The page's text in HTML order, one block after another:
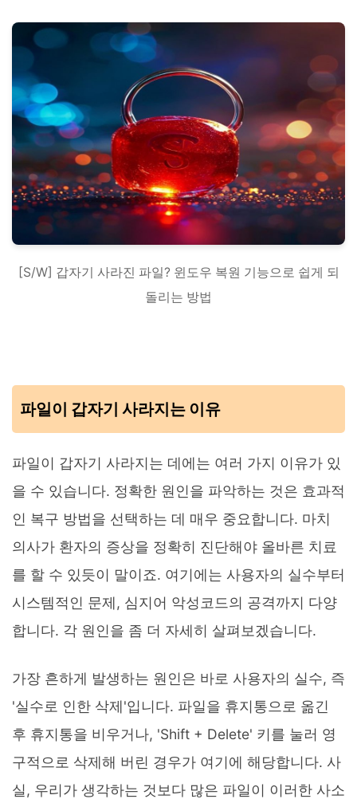
[S/W] 갑자기 사라진 파일? 윈도우 복원 기능으로 쉽게 되
돌리는 방법
파일이 갑자기 사라지는 이유
파일이 갑자기 사라지는 데에는 여러 가지 이유가 있
을 수 있습니다. 정확한 원인을 파악하는 것은 효과적
인 복구 방법을 선택하는 데 매우 중요합니다. 마치
의사가 환자의 증상을 정확히 진단해야 올바른 치료
를 할 수 있듯이 말이죠. 여기에는 사용자의 실수부터
시스템적인 문제, 심지어 악성코드의 공격까지 다양
합니다. 각 원인을 좀 더 자세히 살펴보겠습니다.
가장 흔하게 발생하는 원인은 바로 사용자의 실수, 즉
'실수로 인한 삭제'입니다. 파일을 휴지통으로 옮긴
후 휴지통을 비우거나, 'Shift + Delete' 키를 눌러 영
구적으로 삭제해 버린 경우가 여기에 해당합니다. 사
실, 우리가 생각하는 것보다 많은 파일이 이러한 사소